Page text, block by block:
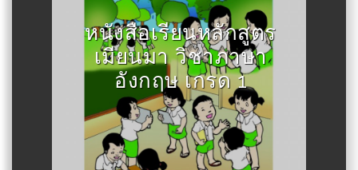
หนังสือเรียนหลักสูตร
เมียนมา วิชาภาษา
อังกฤษ เกรด 1
Author :กระทรวงศึกษาธิการเมีย
นมา